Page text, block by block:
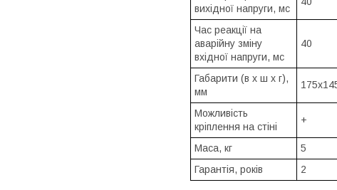
вихідної напруги, мс
Час реакції на
аварійну зміну
вхідної напруги, мс
40
Габарити (в х ш х г),
мм
Можливість
кріплення на стіні
+
Маса, кг
5
Гарантія, років
2